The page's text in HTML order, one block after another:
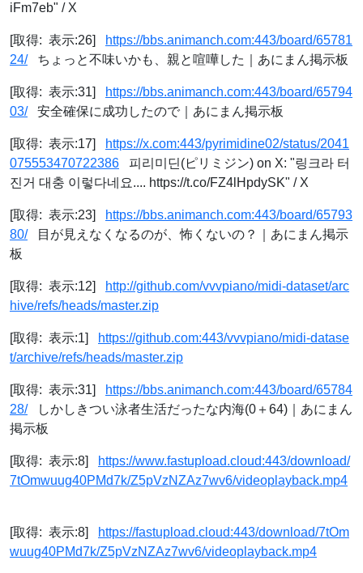
iFm7eb" / X
[取得: 表示:26]
https://bbs.animanch.com:443/board/65781
24/ちょっと不味いかも、親と喧嘩した｜あにまん掲示板
[取得: 表示:31]
https://bbs.animanch.com:443/board/65794
03/安全確保に成功したので｜あにまん掲示板
[取得: 表示:17]
https://x.com:443/pyrimidine02/status/2041
075553470722386 피리미딘(ピリミジン) on X: "링크라 터
진거 대충 이렇다네요.... https://t.co/FZ4lHpdySK" / X
[取得: 表示:23]
https://bbs.animanch.com:443/board/65793
80/目が見えなくなるのが、怖くないの？｜あにまん掲示
板
[取得: 表示:12]
http://github.com/vvvpiano/midi-dataset/arc
hive/refs/heads/master.zip
[取得: 表示:1]
https://github.com:443/vvvpiano/midi-datase
t/archive/refs/heads/master.zip
[取得: 表示:31]
https://bbs.animanch.com:443/board/65784
28/しかしきつい泳者生活だったな内海(0＋64)｜あにまん
掲示板
[取得: 表示:8]
https://www.fastupload.cloud:443/download/
7tOmwuug40PMd7k/Z5pVzNZAz7wv6/videoplayback.mp4
[取得: 表示:8]
https://fastupload.cloud:443/download/7tOm
wuug40PMd7k/Z5pVzNZAz7wv6/videoplayback.mp4